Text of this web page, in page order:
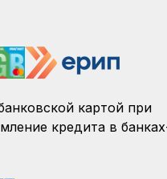
картой при
кредита в